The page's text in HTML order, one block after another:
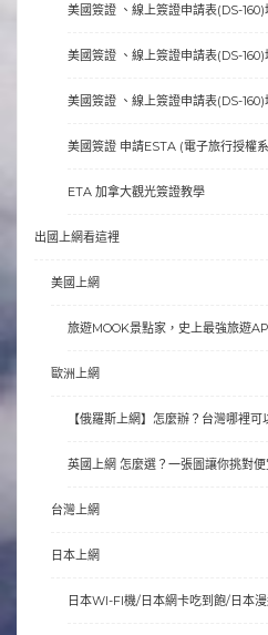
美國簽證 、線上簽證申請表(DS-
美國簽證 、線上簽證申請表(DS-
美國簽證 、線上簽證申請表(DS-
美國簽證 申請ESTA (電子旅行授權
ETA 加拿大觀光簽證教學
出國上網看這裡
美國上網
旅遊MOOK景點家，史上最強旅遊
歐洲上網
【俄羅斯上網】怎麼辦？台灣哪裡可
英國上網 怎麼選？一張圖讓你挑對便
台灣上網
日本上網
日本WI-FI機/日本網卡吃到飽/日本